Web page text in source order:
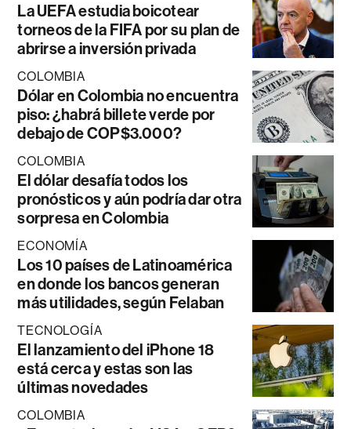
La UEFA estudia boicotear
torneos de la FIFA por su plan de
abrirse a inversión privada
COLOMBIA
Dólar en Colombia no encuentra
piso: ¿habrá billete verde por
debajo de COP$3.000?
COLOMBIA
El dólar desafía todos los
pronósticos y aún podría dar otra
sorpresa en Colombia
ECONOMÍA
Los 10 países de Latinoamérica
en donde los bancos generan
más utilidades, según Felaban
TECNOLOGÍA
El lanzamiento del iPhone 18
está cerca y estas son las
últimas novedades
COLOMBIA